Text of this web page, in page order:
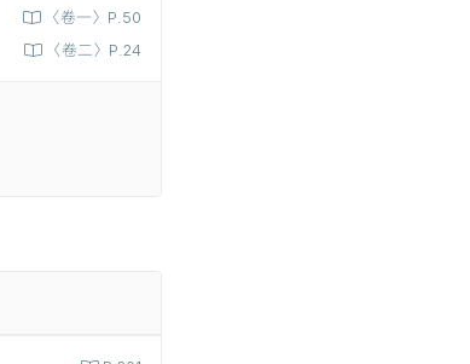
〈卷一〉P.50
〈卷二〉P.24